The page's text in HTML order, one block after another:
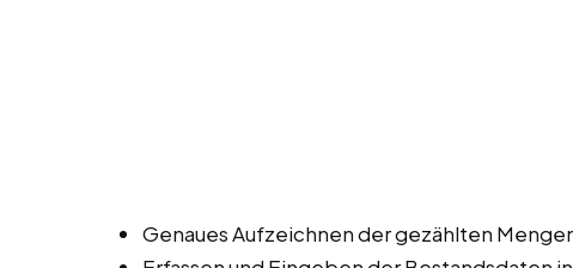
Genaues Aufzeichnen der gezählten